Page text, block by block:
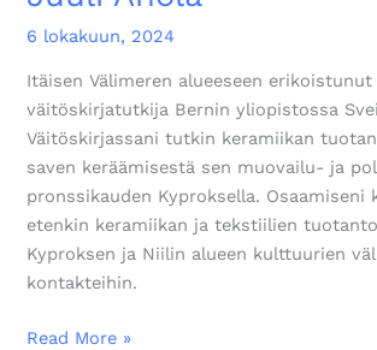
6 lokakuun, 2024
Itäisen Välimeren alueeseen erikoistunut
väitöskirjatutkija Bernin yliopistossa
Väitöskirjassani tutkin keramiikan
saven keräämisestä sen muovailu- ja
pronssikauden Kyproksella. Osaamiseni
etenkin keramiikan ja tekstiilien
Kyproksen ja Niilin alueen kulttuurien
kontakteihin.
Read More »